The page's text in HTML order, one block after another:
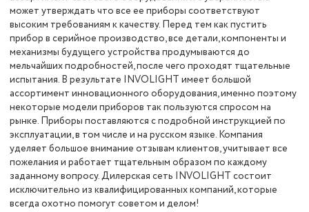
может утверждать что все ее приборы соответствуют
высоким требованиям к качеству. Перед тем как пустить
прибор в серийное производство, все детали, компоненты и
механизмы будущего устройства продумываются до
мельчайших подробностей, после чего проходят тщательные
испытания. В результате INVOLIGHT имеет большой
ассортимент инновационного оборудования, именно поэтому
некоторые модели приборов так пользуются спросом на
рынке. Приборы поставляются с подробной инструкцией по
эксплуатации, в том числе и на русском языке. Компания
уделяет большое внимание отзывам клиентов, учитывает все
пожелания и работает тщательным образом по каждому
заданному вопросу. Дилерская сеть INVOLIGHT состоит
исключительно из квалифицированных компаний, которые
всегда охотно помогут советом и делом!